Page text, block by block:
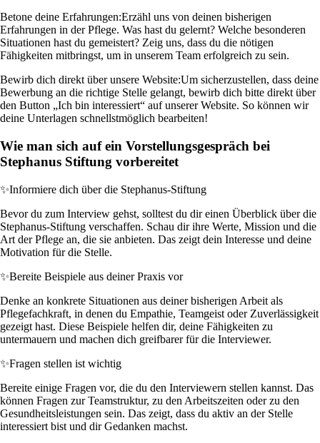
Betone deine Erfahrungen:Erzähl uns von deinen bisherigen
Erfahrungen in der Pflege. Was hast du gelernt? Welche besonderen
Situationen hast du gemeistert? Zeig uns, dass du die nötigen
Fähigkeiten mitbringst, um in unserem Team erfolgreich zu sein.
Bewirb dich direkt über unsere Website:Um sicherzustellen, dass deine
Bewerbung an die richtige Stelle gelangt, bewirb dich bitte direkt über
den Button „Ich bin interessiert“ auf unserer Website. So können wir
deine Unterlagen schnellstmöglich bearbeiten!
Wie man sich auf ein Vorstellungsgespräch bei
Stephanus Stiftung vorbereitet
✨Informiere dich über die Stephanus-Stiftung
Bevor du zum Interview gehst, solltest du dir einen Überblick über die
Stephanus-Stiftung verschaffen. Schau dir ihre Werte, Mission und die
Art der Pflege an, die sie anbieten. Das zeigt dein Interesse und deine
Motivation für die Stelle.
✨Bereite Beispiele aus deiner Praxis vor
Denke an konkrete Situationen aus deiner bisherigen Arbeit als
Pflegefachkraft, in denen du Empathie, Teamgeist oder Zuverlässigkeit
gezeigt hast. Diese Beispiele helfen dir, deine Fähigkeiten zu
untermauern und machen dich greifbarer für die Interviewer.
✨Fragen stellen ist wichtig
Bereite einige Fragen vor, die du den Interviewern stellen kannst. Das
können Fragen zur Teamstruktur, zu den Arbeitszeiten oder zu den
Gesundheitsleistungen sein. Das zeigt, dass du aktiv an der Stelle
interessiert bist und dir Gedanken machst.